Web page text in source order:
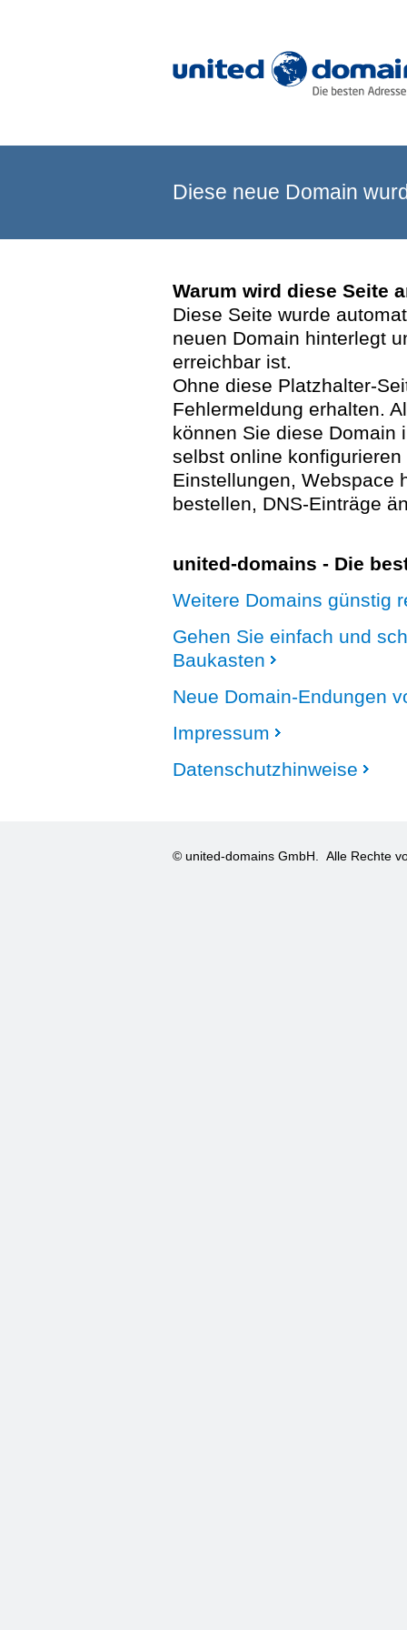
Diese neue Domain
Warum wird diese Seite
Diese Seite wurde
neuen Domain hinterlegt
erreichbar ist.
Ohne diese Platzhalter-
Fehlermeldung erhalten.
können Sie diese Domain
selbst online
Einstellungen, Webspace
bestellen, DNS-Einträge
united-domains - Die
Weitere Domains günstig
Gehen Sie einfach und
Baukasten
Neue Domain-Endungen
Impressum
Datenschutzhinweise
© united-domains GmbH. Alle Rechte